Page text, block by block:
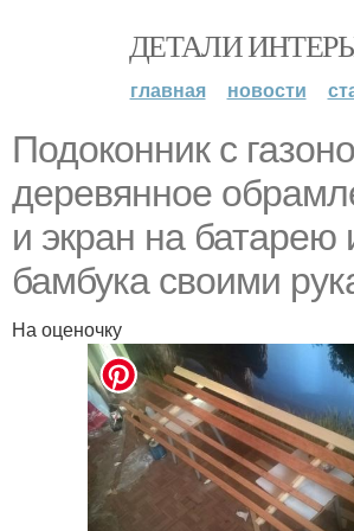
ДЕТАЛИ
главная новости
Подоконник с
деревянное
и экран на батарею
бамбука своими
На оценочку